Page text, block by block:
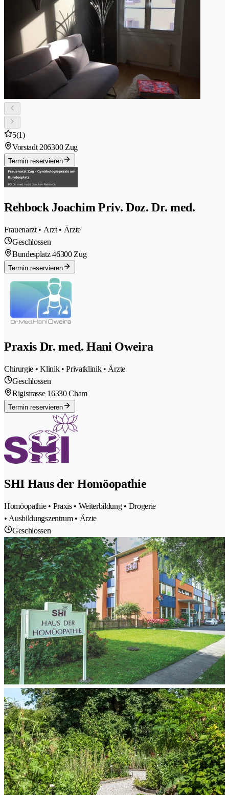
5(1)
Vorstadt 206300 Zug
Termin reservieren
Rehbock Joachim Priv. Doz. Dr. med.
Frauenarzt • Arzt • Ärzte
Geschlossen
Bundesplatz 46300 Zug
Termin reservieren
Praxis Dr. med. Hani Oweira
Chirurgie • Klinik • Privatklinik • Ärzte
Geschlossen
Rigistrasse 16330 Cham
Termin reservieren
SHI Haus der Homöopathie
Homöopathie • Praxis • Weiterbildung • Drogerie
• Ausbildungszentrum • Ärzte
Geschlossen